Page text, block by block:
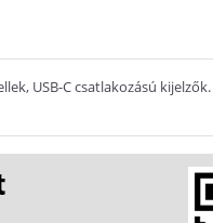
USB-C csatlakozású kijelzők.